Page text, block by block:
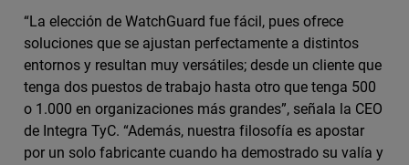
“La elección de WatchGuard fue fácil, pues ofrece
soluciones que se ajustan perfectamente a distintos
entornos y resultan muy versátiles; desde un cliente que
tenga dos puestos de trabajo hasta otro que tenga 500
o 1.000 en organizaciones más grandes”, señala la CEO
de Integra TyC. “Además, nuestra filosofía es apostar
por un solo fabricante cuando ha demostrado su valía y